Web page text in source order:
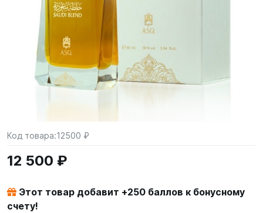
Код товара:12500 ₽
12 500 ₽
Этот товар добавит +250 баллов к бонусному
счету!